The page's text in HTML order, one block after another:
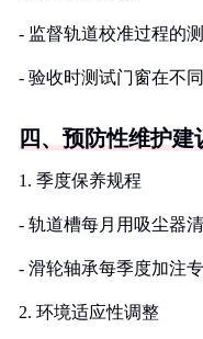
- 监督轨道校准过程的
- 验收时测试门窗在不
四、预防性维护建
1. 季度保养规程
- 轨道槽每月用吸尘器
- 滑轮轴承每季度加注
2. 环境适应性调整